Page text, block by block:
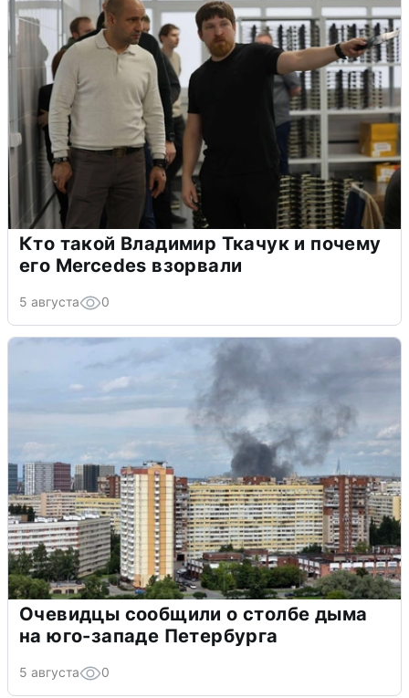
Кто такой Владимир Ткачук и почему
его Mercedes взорвали
5 августа 0
Очевидцы сообщили о столбе дыма
на юго-западе Петербурга
5 августа 0